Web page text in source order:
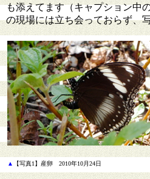
も添えてます（キャプション中
の現場には立ち会っておらず、
▲ 【写真1】産卵 2010年10月24日